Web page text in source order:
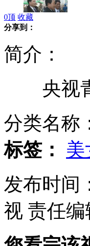
杭州第一例房企
羊长“黑眼圈” 看似
杭州一房产公司申
公交车上没站稳
0顶 收藏
分享到：
简介：
央视青
分类名称
标签：
美
发布时间
视 责任编